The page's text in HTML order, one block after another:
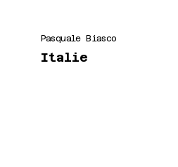
Pasquale Biasco
Italie